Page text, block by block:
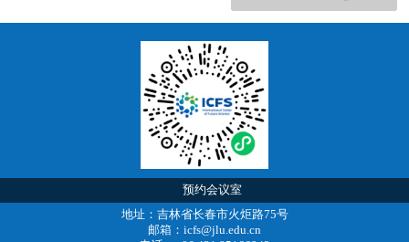
预约会议室
地址：吉林省长春市火炬路75号
邮箱：icfs@jlu.edu.cn